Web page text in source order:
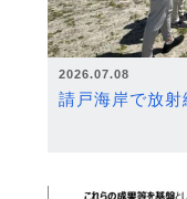
2026.07.08
請戸海岸で放射